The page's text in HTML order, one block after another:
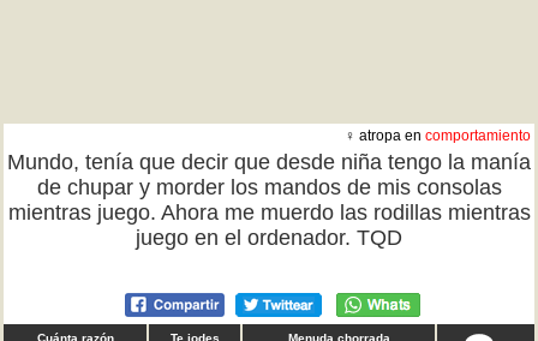
♀ atropa en comportamiento
Mundo, tenía que decir que desde niña tengo la manía
de chupar y morder los mandos de mis consolas
mientras juego. Ahora me muerdo las rodillas mientras
juego en el ordenador. TQD
Cuánta razón Te jodes Menuda chorrada